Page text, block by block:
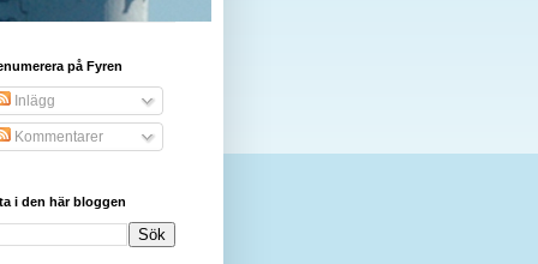
på Fyren
Inlägg
Kommentarer
i den här bloggen